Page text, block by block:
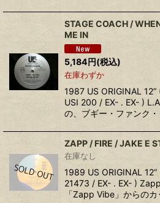
STAGE COACH ‎/
ME IN
5,184円(税込)
在庫わずか
1987 US ORIGINAL
USI 200 / EX- . EX- )
の、ブギー・ファンク
ZAPP ‎/ FIRE / JAKE E
在庫なし
1989 US ORIGINAL
21473 / EX- . EX- )
「Zapp Vibe」からの